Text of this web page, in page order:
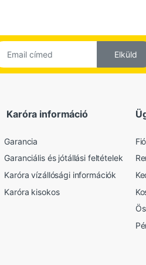
Elküld
Karóra információ
Garancia
Garanciális és jótállási feltételek
Karóra vízállósági információk
Karóra kisokos